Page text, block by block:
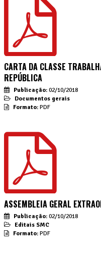
CARTA DA CLASSE
REPÚBLICA
Publicação: 02/10/2018
Documentos gerais
Formato: PDF
ASSEMBLEIA GERAL
Publicação: 02/10/2018
Editais SMC
Formato: PDF